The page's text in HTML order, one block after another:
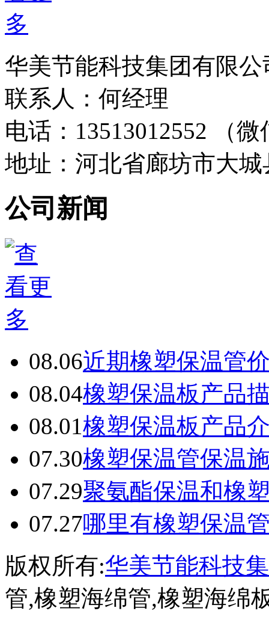
华美节能科技集团有限公
联系人：何经理
电话：13513012552 （
地址：河北省廊坊市大
公司新闻
08.06近期橡塑保温管
08.04橡塑保温板产品
08.01橡塑保温板产品
07.30橡塑保温管保温
07.29聚氨酯保温和橡
07.27哪里有橡塑保温
版权所有:华美节能科技
管,橡塑海绵管,橡塑海绵